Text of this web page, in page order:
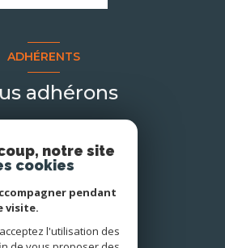
ADHÉRENTS
adhérons
notre site
cookies
pendant
visite.
l'utilisation des